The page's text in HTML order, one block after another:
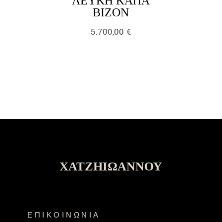
ΒΙΖΌΝLINK
5.700,00 €
ΧΑΤΖΗΙΩΆΝΝΟΥ
ΕΠΙΚΟΙΝΩΝΊΑ